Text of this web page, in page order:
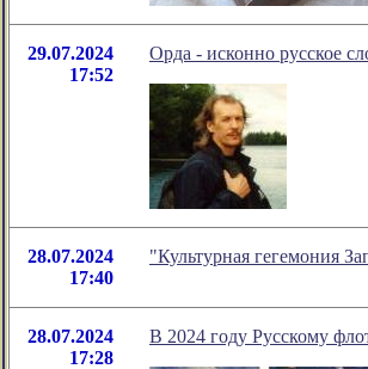
29.07.2024
17:52
Орда - исконно русское
28.07.2024
17:40
"Культурная гегемония
28.07.2024
17:28
В 2024 году Русскому